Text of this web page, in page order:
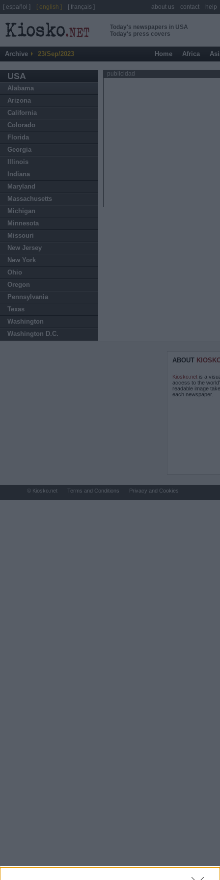
Today's newspapers in USA
Today's press covers
Archive 23/Sep/2023 Home Africa
USA
Alabama
Arizona
California
Colorado
Florida
Georgia
Illinois
Indiana
Maryland
Massachusetts
Michigan
Minnesota
Missouri
New Jersey
New York
Ohio
Oregon
Pennsylvania
Texas
Washington
Washington D.C.
publicidad
ABOUT
Kiosko.net is a
access to the
readable image
each newspaper.
[ español ] [ english ] [ français ] about us contact help
© Kiosko.net Terms and Conditions Privacy and Cookies